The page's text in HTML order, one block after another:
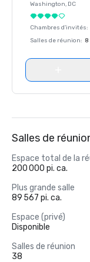
Washington, DC
Chambres d'invités:
Salles de réunion: 8
Salles de
Espace total de la
200 000 pi. ca.
Plus grande salle
89 567 pi. ca.
Espace (privé)
Disponible
Salles de réunion
38